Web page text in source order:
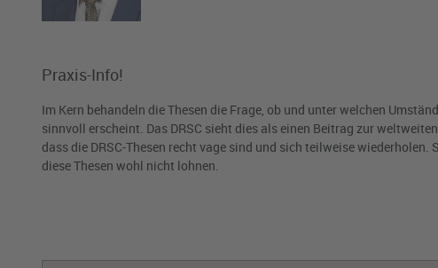
Praxis-Info!
Im Kern behandeln die Thesen die Frage, ob und unter welchen
sinnvoll erscheint. Das DRSC sieht dies als einen Beitrag zur
dass die DRSC-Thesen recht vage sind und sich teilweise
diese Thesen wohl nicht lohnen.